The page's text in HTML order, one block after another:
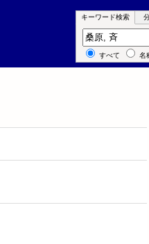
キーワード検索
キーワード検索
すべて 名